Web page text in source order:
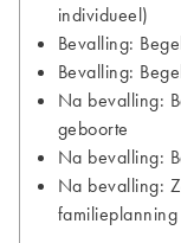
individueel)
Bevalling:
Bevalling:
Na bevalling:
geboorte
Na bevalling:
Na bevalling:
familieplanning